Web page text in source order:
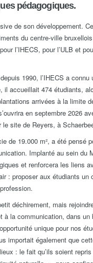
pédagogiques.
de son développement.
du centre-ville
l’IHECS, pour l’ULB et
1990, l’IHECS a
il accueillait 474 étudiants,
arrivées à la limite
en septembre 2026
site de Reyers, à
de 19.000 m², a été pensé
Implanté au sein du
et renforcera les liens
: proposer aux étudiants un
déchirement, mais
à la communication, dans
unique pour nos
importait également que
: le fait qu’ils soient